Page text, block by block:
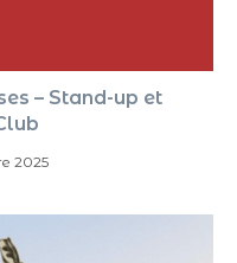
– Stand-up et
2025